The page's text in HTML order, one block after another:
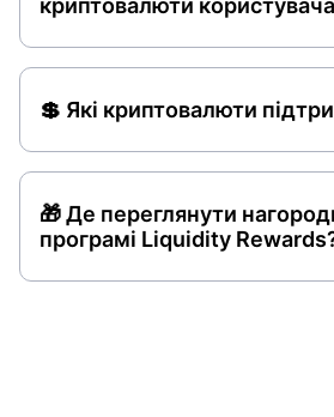
криптовалюти
💲 Які криптовалюти
🎁 Де переглянути
програмі Liquidity